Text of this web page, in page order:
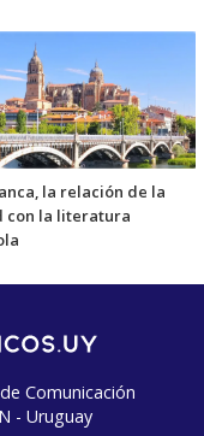
la relación de la
con la literatura
Comunicación
- Uruguay